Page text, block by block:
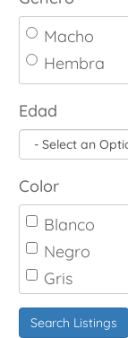
Macho
Hembra
Edad
Color
Blanco
Negro
Gris
Marrón
Canela
Search Listings